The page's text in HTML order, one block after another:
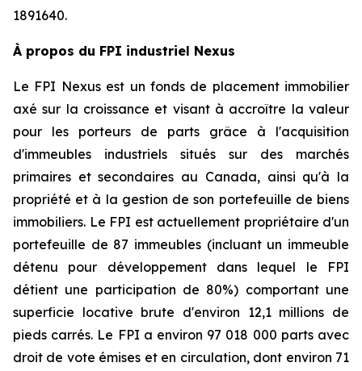
1891640.
À propos du FPI industriel Nexus
Le FPI Nexus est un fonds de placement immobilier
axé sur la croissance et visant à accroître la valeur
pour les porteurs de parts grâce à l'acquisition
d'immeubles industriels situés sur des marchés
primaires et secondaires au Canada, ainsi qu'à la
propriété et à la gestion de son portefeuille de biens
immobiliers. Le FPI est actuellement propriétaire d'un
portefeuille de 87 immeubles (incluant un immeuble
détenu pour développement dans lequel le FPI
détient une participation de 80%) comportant une
superficie locative brute d'environ 12,1 millions de
pieds carrés. Le FPI a environ 97 018 000 parts avec
droit de vote émises et en circulation, dont environ 71